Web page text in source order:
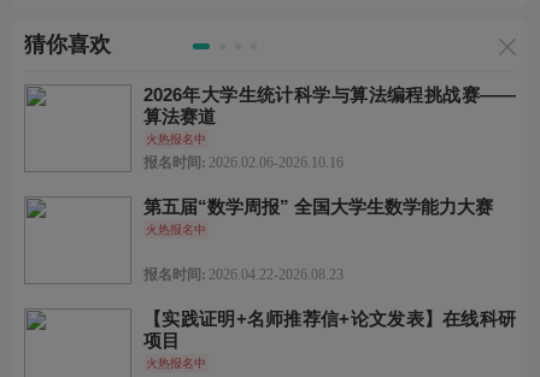
猜你喜欢
2026年大学生统计科学与算法编程挑战赛——
算法赛道
火热报名中
报名时间: 2026.02.06-2026.10.16
第五届“数学周报” 全国大学生数学能力大赛
火热报名中
报名时间: 2026.04.22-2026.08.23
【实践证明+名师推荐信+论文发表】在线科研
项目
火热报名中